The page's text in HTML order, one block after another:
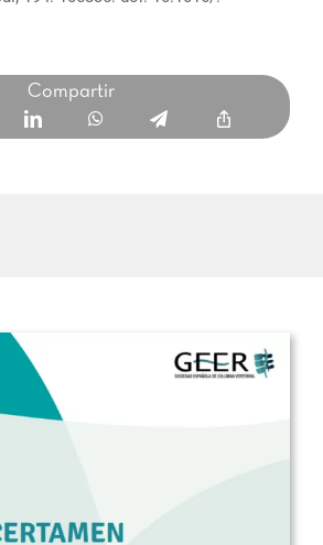
Compartir